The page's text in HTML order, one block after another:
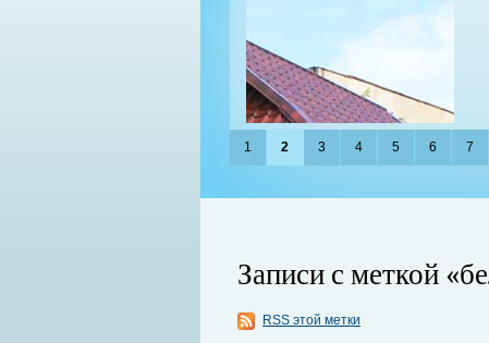
1 2 3 4 5 6 7
Записи с меткой
RSS этой метки